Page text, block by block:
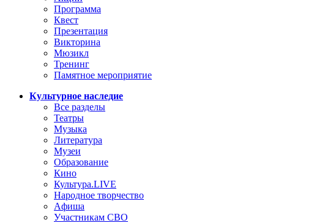
Программа
Квест
Презентация
Викторина
Мюзикл
Тренинг
Памятное мероприятие
Культурное наследие
Все разделы
Театры
Музыка
Литература
Музеи
Образование
Кино
Культура.LIVE
Народное творчество
Aфиша
Участникам СВО